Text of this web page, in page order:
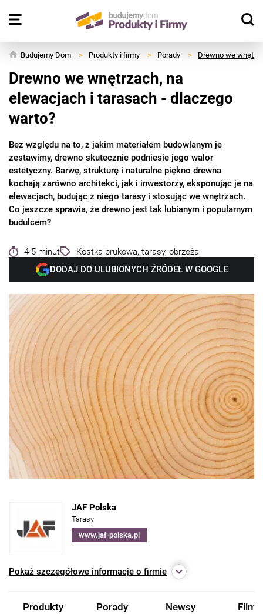
Budujemy Dom > Produkty i firmy > Porady > Drewno we
Drewno we wnętrzach, na
elewacjach i tarasach - dlaczego
warto?
Bez względu na to, z jakim materiałem budowlanym je
zestawimy, drewno skutecznie podniesie jego walor
estetyczny. Barwę, strukturę i naturalne piękno drewna
kochają zarówno architekci, jak i inwestorzy, eksponując je na
elewacjach, budując z niego tarasy i stosując we wnętrzach.
Co jeszcze sprawia, że drewno jest tak lubianym i popularnym
budulcem?
4-5 minut
Kostka brukowa, tarasy, obrzeża
DODAJ DO ULUBIONYCH ŹRÓDEŁ W GOOGLE
JAF Polska
Tarasy
www.jaf-polska.pl
Pokaż szczegółowe informacje o firmie
Produkty Porady Newsy Filmy